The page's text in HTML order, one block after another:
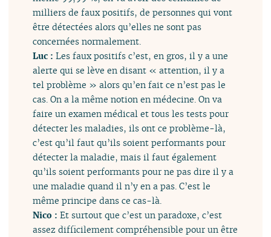
milliers de faux positifs, de personnes qui vont
être détectées alors qu’elles ne sont pas
concernées normalement.
Luc :Les faux positifs c’est, en gros, il y a une
alerte qui se lève en disant « attention, il y a
tel problème » alors qu’en fait ce n’est pas le
cas. On a la même notion en médecine. On va
faire un examen médical et tous les tests pour
détecter les maladies, ils ont ce problème-là,
c’est qu’il faut qu’ils soient performants pour
détecter la maladie, mais il faut également
qu’ils soient performants pour ne pas dire il y a
une maladie quand il n’y en a pas. C’est le
même principe dans ce cas-là.
Nico :Et surtout que c’est un paradoxe, c’est
assez difficilement compréhensible pour un être